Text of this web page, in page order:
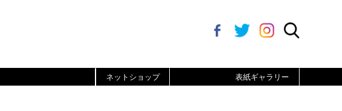
ネットショップ 表紙ギャラリー